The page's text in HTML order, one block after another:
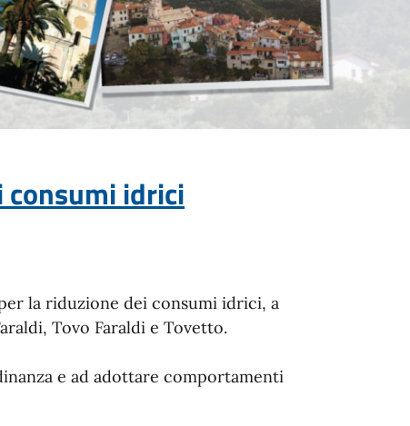
consumi idrici
la riduzione dei consumi idrici, a
Tovo Faraldi e Tovetto.
e ad adottare comportamenti